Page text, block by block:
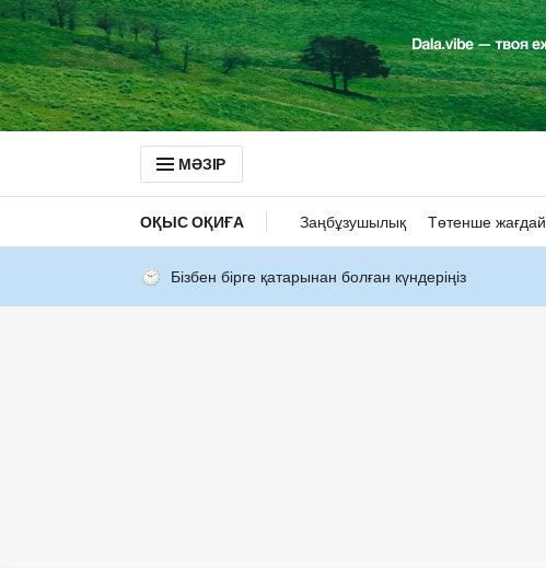
МӘЗІР
ОҚЫС ОҚИҒА Заңбұзушылық Төтенше жағдай
Бізбен бірге қатарынан болған күндеріңіз